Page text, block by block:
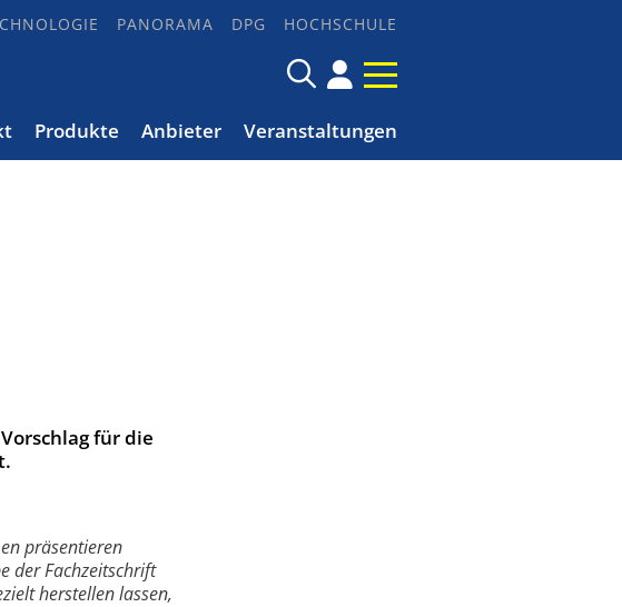
PANORAMA DPG HOCHSCHULE
Produkte Anbieter Veranstaltungen
für die
präsentieren
der Fachzeitschrift
herstellen lassen,